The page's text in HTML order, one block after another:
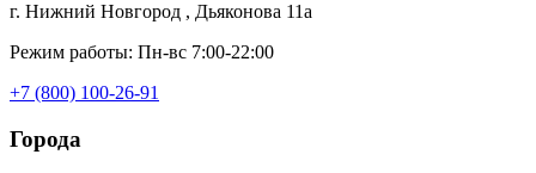
г. Нижний Новгород , Дьяконова 11а
Режим работы: Пн-вс 7:00-22:00
+7 (800) 100-26-91
Города